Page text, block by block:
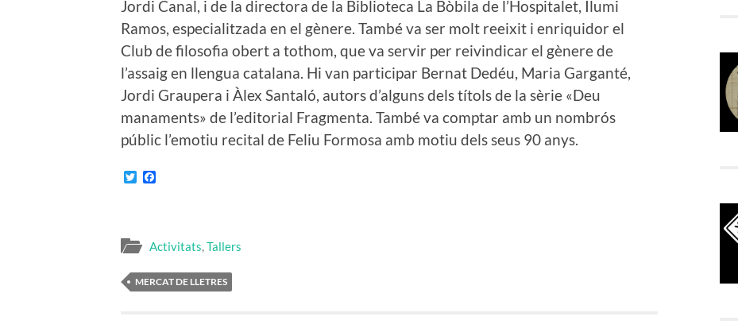
Jordi Canal, i de la directora de la Biblioteca La Bòbila de l’Hospitalet, Ilumi
Ramos, especialitzada en el gènere. També va ser molt reeixit i enriquidor el
Club de filosofia obert a tothom, que va servir per reivindicar el gènere de
l’assaig en llengua catalana. Hi van participar Bernat Dedéu, Maria Garganté,
Jordi Graupera i Àlex Santaló, autors d’alguns dels títols de la sèrie «Deu
manaments» de l’editorial Fragmenta. També va comptar amb un nombrós
públic l’emotiu recital de Feliu Formosa amb motiu dels seus 90 anys.
Twitter
Activitats,Tallers
MERCAT DE LLETRES